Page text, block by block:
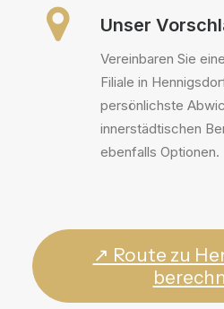
Unser
Vereinbaren Sie
Filiale in
persönlichste
innerstädtischen
ebenfalls Optionen.
↗ Route zu